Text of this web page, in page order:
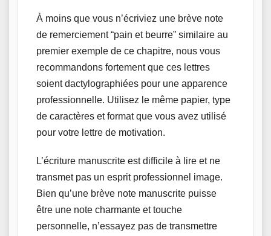
À moins que vous n’écriviez une brève note
de remerciement “pain et beurre” similaire au
premier exemple de ce chapitre, nous vous
recommandons fortement que ces lettres
soient dactylographiées pour une apparence
professionnelle. Utilisez le même papier, type
de caractères et format que vous avez utilisé
pour votre lettre de motivation.
L’écriture manuscrite est difficile à lire et ne
transmet pas un esprit professionnel image.
Bien qu’une brève note manuscrite puisse
être une note charmante et touche
personnelle, n’essayez pas de transmettre